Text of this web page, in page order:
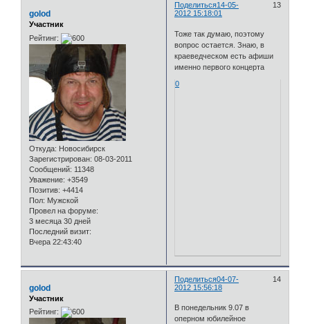
Поделиться 13
14-05-
2012 15:18:01
golod
Участник
Рейтинг:
Откуда: Новосибирск
Зарегистрирован: 08-03-2011
Сообщений: 11348
Уважение: +3549
Позитив: +4414
Пол: Мужской
Провел на форуме:
3 месяца 30 дней
Последний визит:
Вчера 22:43:40
Тоже так думаю, поэтому
вопрос остается. Знаю, в
краеведческом есть афиши
именно первого концерта
0
Поделиться 14
04-07-
2012 15:56:18
golod
Участник
Рейтинг:
В понедельник 9.07 в
оперном юбилейное